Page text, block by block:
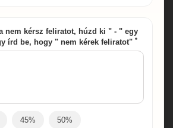
nem kérsz feliratot, húzd ki " - " egy
írd be, hogy " nem kérek feliratot" *
45% 50%